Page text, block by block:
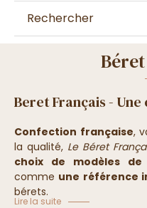
Beret Français -
Confection française,
la qualité, Le Béret
choix de modèles de
comme une référence
bérets.
Lire la suite